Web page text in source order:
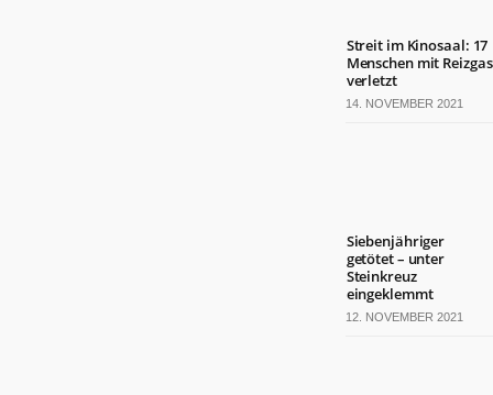
Streit im Kinosaal: 17
Menschen mit Reizgas
verletzt
14. NOVEMBER 2021
Siebenjähriger
getötet – unter
Steinkreuz
eingeklemmt
12. NOVEMBER 2021